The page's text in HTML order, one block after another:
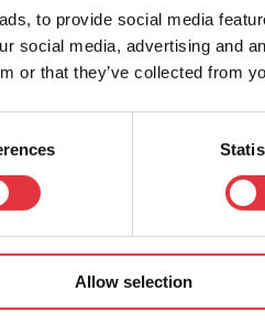
to provide social media
social media, advertising and
or that they’ve collected from
Allow selection
dvs. den orättvisa
Riksförbund
gav det i höstas gehör
samtliga husbilar, dvs.